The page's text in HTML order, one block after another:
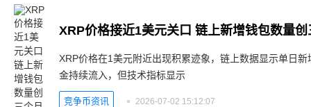
XRP价格接近1美元关口 链上新增钱包数量
XRP价格在1美元附近出现积累迹象，链上数据显示单日
金持续流入，但技术指标显示
竞争币资讯 2026-07-02 15:12:07